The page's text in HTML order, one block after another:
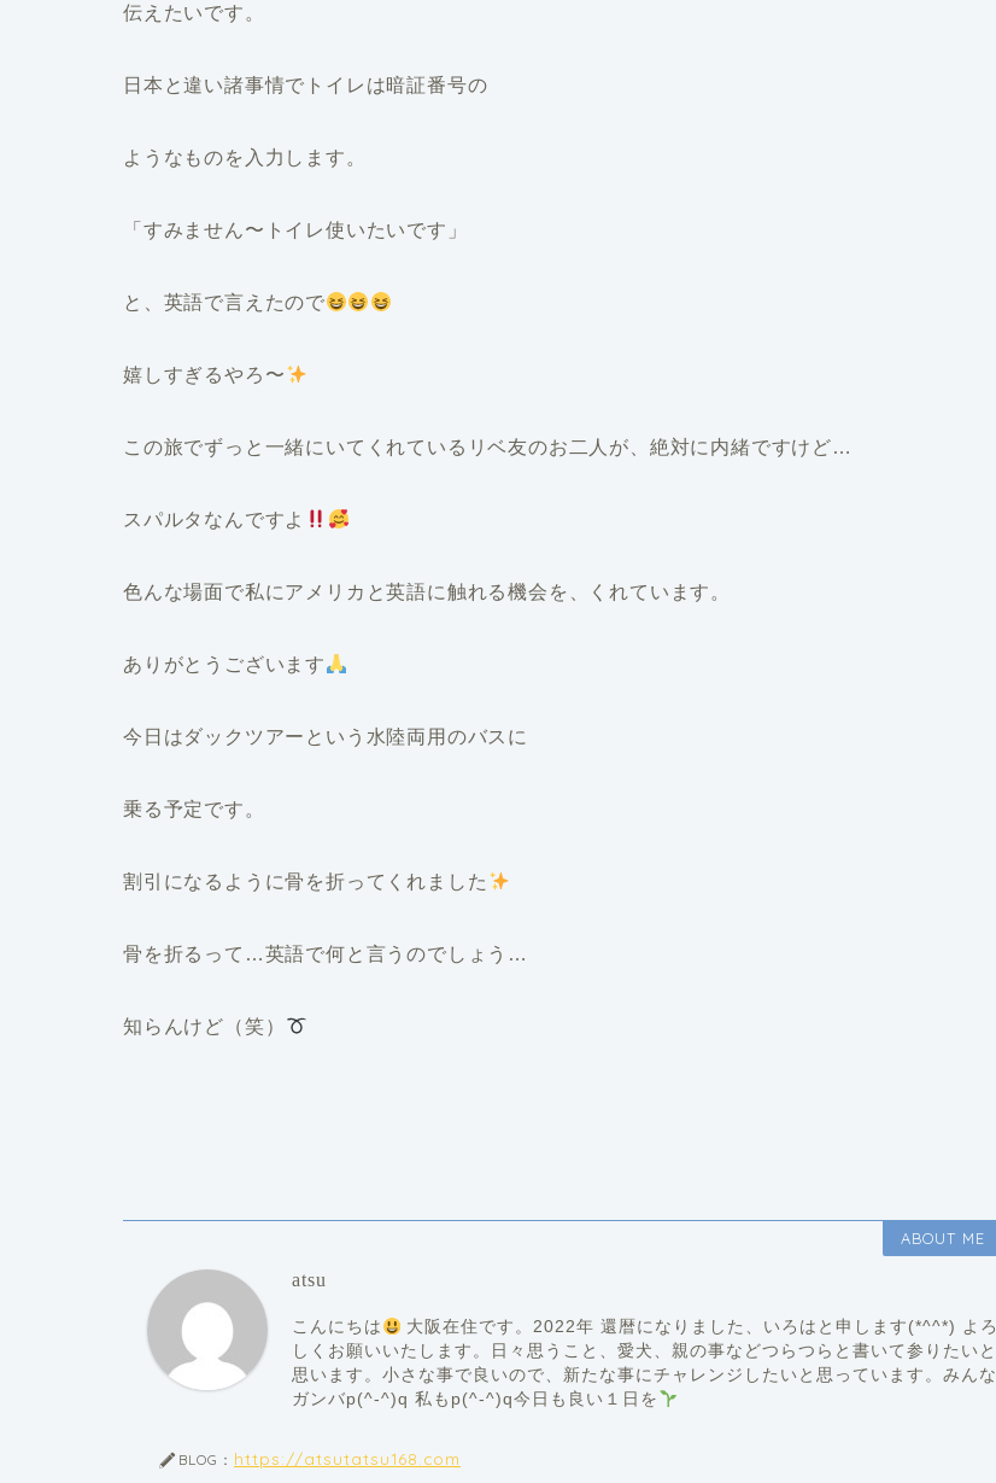
伝えたいです。
日本と違い諸事情でトイレは暗証番号の
ようなものを入力します。
「すみません〜トイレ使いたいです」
と、英語で言えたので
嬉しすぎるやろ〜
この旅でずっと一緒にいてくれているリベ友のお二人が、絶対に内緒ですけど…
スパルタなんですよ
色んな場面で私にアメリカと英語に触れる機会を、くれています。
ありがとうございます
今日はダックツアーという水陸両用のバスに
乗る予定です。
割引になるように骨を折ってくれました
骨を折るって…英語で何と言うのでしょう…
知らんけど（笑）
ABOUT ME
atsu
こんにちは
大阪在住です。2022年 還暦になりました、いろはと申します(*^^*) よろ
しくお願いいたします。日々思うこと、愛犬、親の事などつらつらと書いて参りたいと
思います。小さな事で良いので、新たな事にチャレンジしたいと思っています。みんな
ガンバp(^-^)q 私もp(^-^)q今日も良い１日を
BLOG： https://atsutatsu168.com